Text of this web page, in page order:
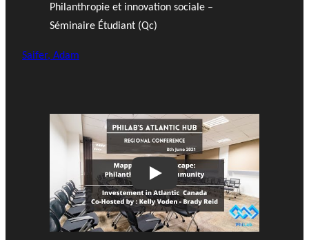
Philanthropie et innovation sociale –
Séminaire Étudiant (Qc)
Saifer, Adam
Play